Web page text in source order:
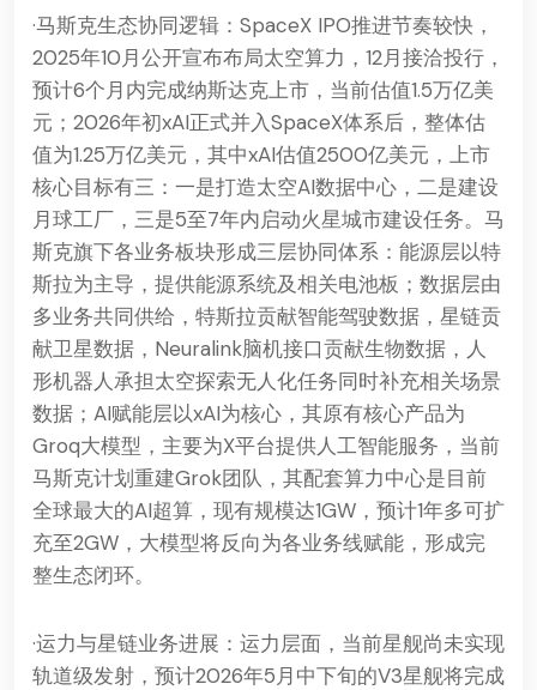
·马斯克生态协同逻辑：SpaceX IPO推进节奏较快，
2025年10月公开宣布布局太空算力，12月接洽投行，
预计6个月内完成纳斯达克上市，当前估值1.5万亿美
元；2026年初xAI正式并入SpaceX体系后，整体估
值为1.25万亿美元，其中xAI估值2500亿美元，上市
核心目标有三：一是打造太空AI数据中心，二是建设
月球工厂，三是5至7年内启动火星城市建设任务。马
斯克旗下各业务板块形成三层协同体系：能源层以特
斯拉为主导，提供能源系统及相关电池板；数据层由
多业务共同供给，特斯拉贡献智能驾驶数据，星链贡
献卫星数据，Neuralink脑机接口贡献生物数据，人
形机器人承担太空探索无人化任务同时补充相关场景
数据；AI赋能层以xAI为核心，其原有核心产品为
Groq大模型，主要为X平台提供人工智能服务，当前
马斯克计划重建Grok团队，其配套算力中心是目前
全球最大的AI超算，现有规模达1GW，预计1年多可扩
充至2GW，大模型将反向为各业务线赋能，形成完
整生态闭环。
·运力与星链业务进展：运力层面，当前星舰尚未实现
轨道级发射，预计2026年5月中下旬的V3星舰将完成